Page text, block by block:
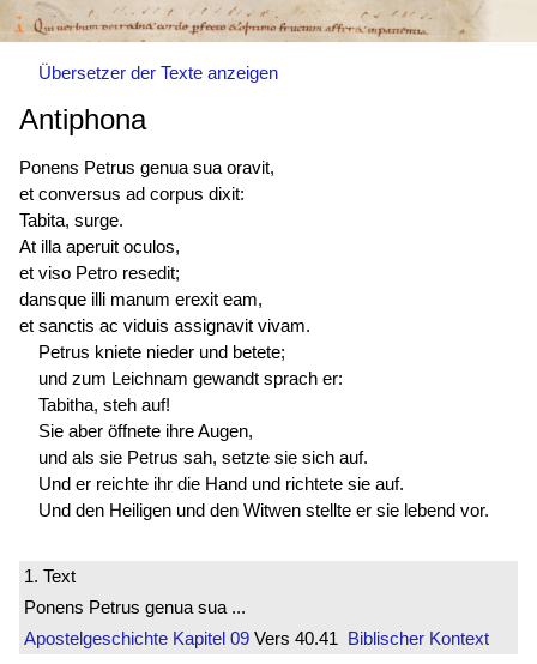
Übersetzer der Texte anzeigen
Antiphona
Ponens Petrus genua sua oravit,
et conversus ad corpus dixit:
Tabita, surge.
At illa aperuit oculos,
et viso Petro resedit;
dansque illi manum erexit eam,
et sanctis ac viduis assignavit vivam.
Petrus kniete nieder und betete;
und zum Leichnam gewandt sprach er:
Tabitha, steh auf!
Sie aber öffnete ihre Augen,
und als sie Petrus sah, setzte sie sich auf.
Und er reichte ihr die Hand und richtete sie auf.
Und den Heiligen und den Witwen stellte er sie lebend vor.
1. Text
Ponens Petrus genua sua ...
Apostelgeschichte Kapitel 09 Vers 40.41 Biblischer Kontext